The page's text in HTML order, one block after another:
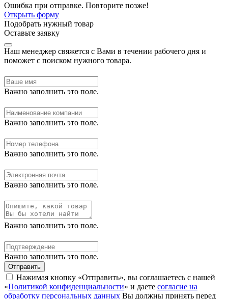
Ошибка при отправке. Повторите позже!
Открыть форму
Подобрать нужный товар
Оставьте заявку
Наш менеджер свяжется с Вами в течении рабочего дня и
поможет с поиском нужного товара.
Важно заполнить это поле.
Важно заполнить это поле.
Важно заполнить это поле.
Важно заполнить это поле.
Важно заполнить это поле.
Важно заполнить это поле.
Отправить
Нажимая кнопку «Отправить», вы соглашаетесь с нашей
«Политикой конфиденциальности» и даете согласие на
обработку персональных данных Вы должны принять перед